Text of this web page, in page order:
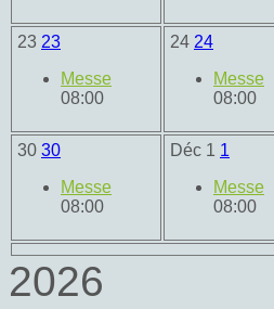
23 23
Messe
08:00
24 24
Messe
08:00
30 30
Messe
08:00
Déc 1 1
Messe
08:00
2026